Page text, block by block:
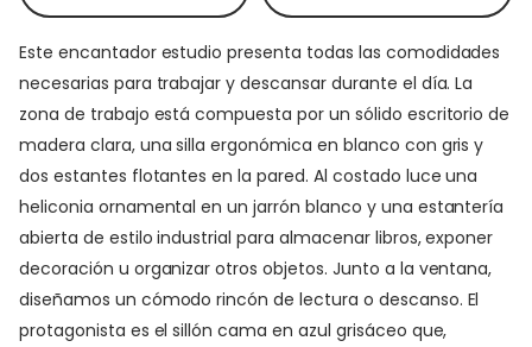
Este encantador estudio presenta todas las comodidades
necesarias para trabajar y descansar durante el día. La
zona de trabajo está compuesta por un sólido escritorio de
madera clara, una silla ergonómica en blanco con gris y
dos estantes flotantes en la pared. Al costado luce una
heliconia ornamental en un jarrón blanco y una estantería
abierta de estilo industrial para almacenar libros, exponer
decoración u organizar otros objetos. Junto a la ventana,
diseñamos un cómodo rincón de lectura o descanso. El
protagonista es el sillón cama en azul grisáceo que,